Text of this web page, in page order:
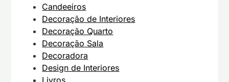
Candeeiros
Decoração de Interiores
Decoração Quarto
Decoração Sala
Decoradora
Design de Interiores
Livros